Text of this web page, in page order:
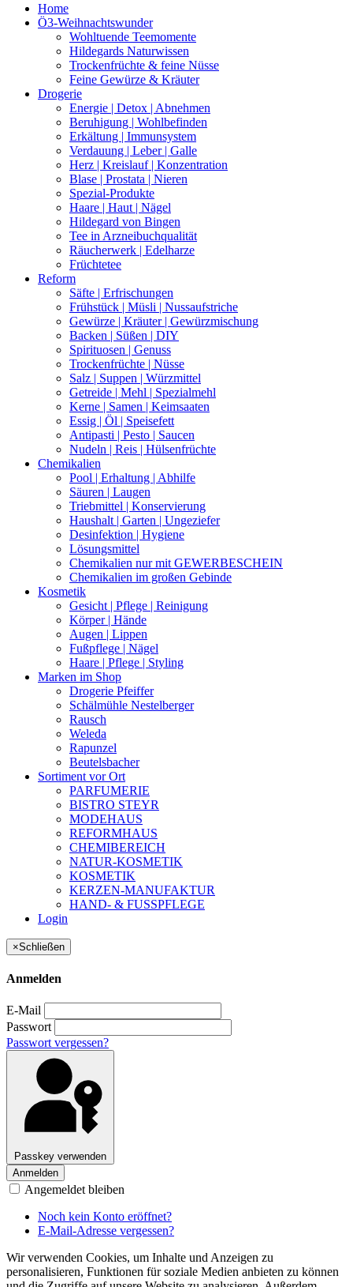
Home
Ö3-Weihnachtswunder
Wohltuende Teemomente
Hildegards Naturwissen
Trockenfrüchte & feine Nüsse
Feine Gewürze & Kräuter
Drogerie
Energie | Detox | Abnehmen
Beruhigung | Wohlbefinden
Erkältung | Immunsystem
Verdauung | Leber | Galle
Herz | Kreislauf | Konzentration
Blase | Prostata | Nieren
Spezial-Produkte
Haare | Haut | Nägel
Hildegard von Bingen
Tee in Arzneibuchqualität
Räucherwerk | Edelharze
Früchtetee
Reform
Säfte | Erfrischungen
Frühstück | Müsli | Nussaufstriche
Gewürze | Kräuter | Gewürzmischung
Backen | Süßen | DIY
Spirituosen | Genuss
Trockenfrüchte | Nüsse
Salz | Suppen | Würzmittel
Getreide | Mehl | Spezialmehl
Kerne | Samen | Keimsaaten
Essig | Öl | Speisefett
Antipasti | Pesto | Saucen
Nudeln | Reis | Hülsenfrüchte
Chemikalien
Pool | Erhaltung | Abhilfe
Säuren | Laugen
Triebmittel | Konservierung
Haushalt | Garten | Ungeziefer
Desinfektion | Hygiene
Lösungsmittel
Chemikalien nur mit GEWERBESCHEIN
Chemikalien im großen Gebinde
Kosmetik
Gesicht | Pflege | Reinigung
Körper | Hände
Augen | Lippen
Fußpflege | Nägel
Haare | Pflege | Styling
Marken im Shop
Drogerie Pfeiffer
Schälmühle Nestelberger
Rausch
Weleda
Rapunzel
Beutelsbacher
Sortiment vor Ort
PARFUMERIE
BISTRO STEYR
MODEHAUS
REFORMHAUS
CHEMIBEREICH
NATUR-KOSMETIK
KOSMETIK
KERZEN-MANUFAKTUR
HAND- & FUSSPFLEGE
Login
×Schließen
Anmelden
E-Mail
Passwort
Passwort vergessen?
Passkey verwenden
Anmelden
Angemeldet bleiben
Noch kein Konto eröffnet?
E-Mail-Adresse vergessen?
Wir verwenden Cookies, um Inhalte und Anzeigen zu
personalisieren, Funktionen für soziale Medien anbieten zu können